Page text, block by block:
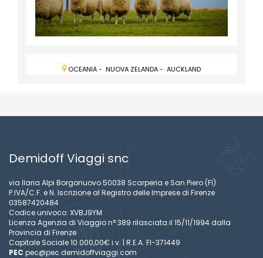
OCEANIA- NUOVA ZELANDA- AUCKLAND
Demidoff Viaggi snc
via Ilaria Alpi Borgonuovo 50038 Scarperia e San Piero (FI)
P.IVA/C.F. e N. Iscrizione al Registro delle Imprese di Firenze
03587420484
Codice univoco: XVBJ9YM
Licenza Agenzia di Viaggio n° 389 rilasciata il 15/11/1994 dalla
Provincia di Firenze
Capitale Sociale 10.000,00€ i.v. | R.E.A. FI-371449
PEC pec@pec.demidoffviaggi.com